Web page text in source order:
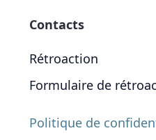
Contacts
Rétroaction
Formulaire de
Politique de